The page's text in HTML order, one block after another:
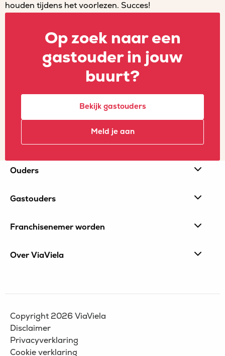
houden tijdens het voorlezen. Succes!
Op zoek naar een
gastouder in jouw
buurt?
Bekijk gastouders
Meld je aan
Site
footer
Ouders
Gastouders
Franchisenemer worden
Over ViaViela
Copyright 2026 ViaViela
Disclaimer
Privacyverklaring
Cookie verklaring